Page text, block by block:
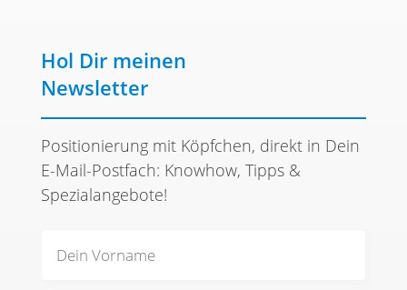
Hol Dir meinen
Newsletter
Positionierung mit Köpfchen, direkt in Dein
E-Mail-Postfach: Knowhow, Tipps &
Spezialangebote!